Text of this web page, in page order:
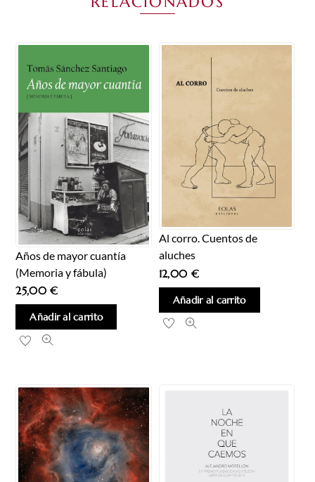
Años de mayor cuantía
(Memoria y fábula)
25,00€
Añadir al carrito
Al corro. Cuentos de
aluches
12,00 €
Añadir al carrito